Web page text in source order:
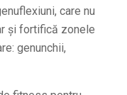
care nu
și fortifică zonele
genunchii,